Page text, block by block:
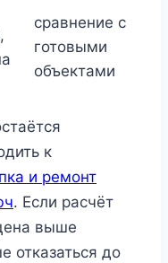
сравнение с
готовыми
объектами
к
и ремонт
. Если расчёт
выше
отказаться до